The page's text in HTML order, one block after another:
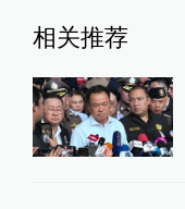
相关推荐